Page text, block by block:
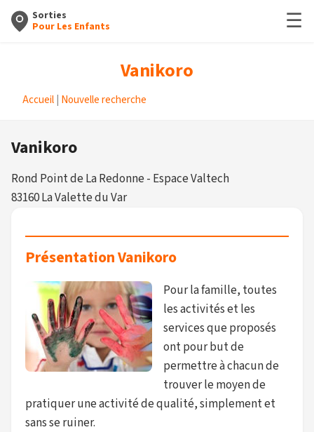
Sorties
Pour Les Enfants
☰
Vanikoro
Accueil Nouvelle recherche
Vanikoro
Rond Point de La Redonne - Espace Valtech
83160 La Valette du Var
Présentation Vanikoro
Pour la famille, toutes
les activités et les
services que proposés
ont pour but de
permettre à chacun de
trouver le moyen de
pratiquer une activité de qualité, simplement et
sans se ruiner.